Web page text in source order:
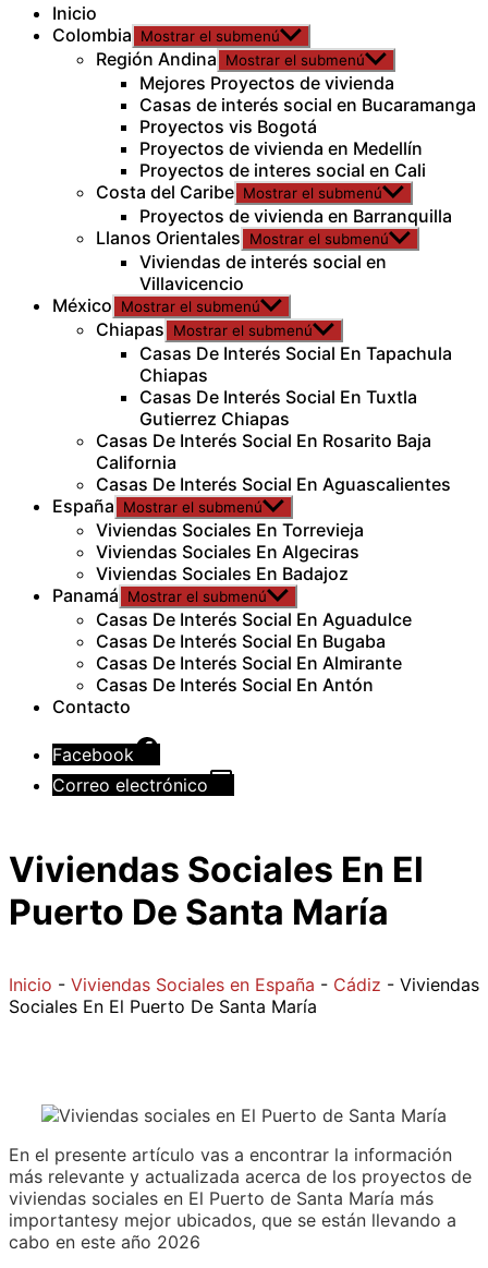
Inicio
Colombia
Mostrar el submenú
Región Andina Mostrar el submenú
Mejores Proyectos de vivienda
Casas de interés social en Bucaramanga
Proyectos vis Bogotá
Proyectos de vivienda en Medellín
Proyectos de interes social en Cali
Costa del Caribe Mostrar el submenú
Proyectos de vivienda en Barranquilla
Llanos Orientales
Mostrar el submenú
Viviendas de interés social en
Villavicencio
México
Mostrar el submenú
Chiapas Mostrar el submenú
Casas De Interés Social En Tapachula
Chiapas
Casas De Interés Social En Tuxtla
Gutierrez Chiapas
Casas De Interés Social En Rosarito Baja
California
Casas De Interés Social En Aguascalientes
España
Mostrar el submenú
Viviendas Sociales En Torrevieja
Viviendas Sociales En Algeciras
Viviendas Sociales En Badajoz
Panamá
Mostrar el submenú
Casas De Interés Social En Aguadulce
Casas De Interés Social En Bugaba
Casas De Interés Social En Almirante
Casas De Interés Social En Antón
Contacto
Facebook
Correo electrónico
Viviendas Sociales En El
Puerto De Santa María
Inicio - Viviendas Sociales en España - Cádiz - Viviendas
Sociales En El Puerto De Santa María
En el presente artículo vas a encontrar la información
más relevante y actualizada acerca de los proyectos de
viviendas sociales en El Puerto de Santa María más
importantesy mejor ubicados, que se están llevando a
cabo en este año 2026